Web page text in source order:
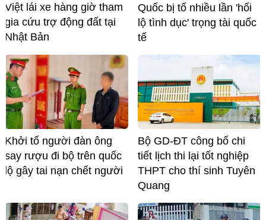
Việt lái xe hàng giờ tham
gia cứu trợ động đất tại
Nhật Bản
Quốc bị tố nhiều lần 'hối
lộ tình dục' trọng tài quốc
tế
Khởi tố người đàn ông
say rượu đi bộ trên quốc
lộ gây tai nạn chết người
Bộ GD-ĐT công bố chi
tiết lịch thi lại tốt nghiệp
THPT cho thí sinh Tuyên
Quang